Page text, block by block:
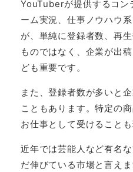
YouTuberが提供するコン
ーム実況、仕事ノウハウ
が、単純に登録者数、再
ものではなく、企業が出
ども重要です。
また、登録者数が多いと
こともあります。特定の
お仕事として受けることも
近年では芸能人など有名
だ伸びている市場と言えま